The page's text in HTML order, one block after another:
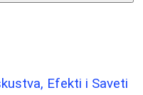
Efekti i Saveti